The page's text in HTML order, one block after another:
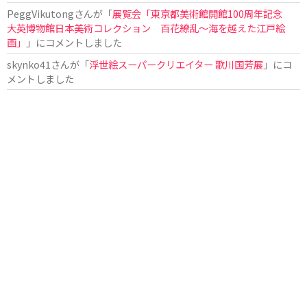
PeggVikutongさんが「展覧会「東京都美術館開館100周年記念
大英博物館日本美術コレクション 百花繚乱〜海を越えた江戸絵
画」
」にコメントしました
skynko41さんが「浮世絵スーパークリエイター 歌川国芳展 」にコ
メントしました